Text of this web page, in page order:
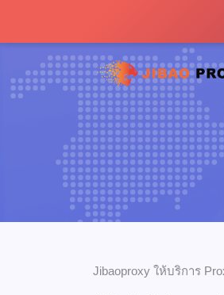
Jibaoproxy ให้บริการ